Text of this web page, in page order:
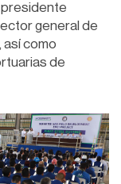
presidente
general de
así como
de